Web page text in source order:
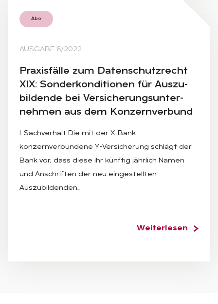
Abo
AUSGABE 6/2022
Pra­xis­fäl­le zum Da­ten­schutz­recht
XIX: Son­der­kon­di­tio­nen für Aus­zu­
bil­den­de bei Ver­si­che­rungs­un­ter­
neh­men aus dem Kon­zern­ver­bund
I. Sachverhalt Die mit der X-Bank
konzernverbundene Y-Versicherung schlägt der
Bank vor, dass diese ihr künftig jährlich Namen
und Anschriften der neu eingestellten
Auszubildenden…
Weiterlesen